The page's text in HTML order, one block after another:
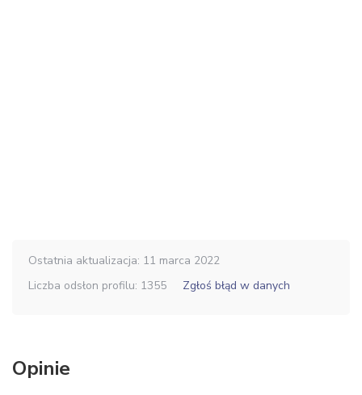
Ostatnia aktualizacja: 11 marca 2022
Liczba odsłon profilu: 1355
Zgłoś błąd w danych
Opinie